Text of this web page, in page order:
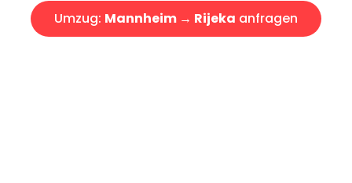
Umzug: Mannheim → Rijeka anfragen